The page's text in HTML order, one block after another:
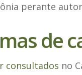
perante
de
consultados no